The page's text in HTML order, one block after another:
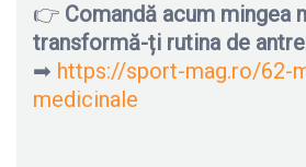
👉 Comandă acum mingea
transformă-ți rutina de
➡ https://sport-mag.ro/62-
medicinale